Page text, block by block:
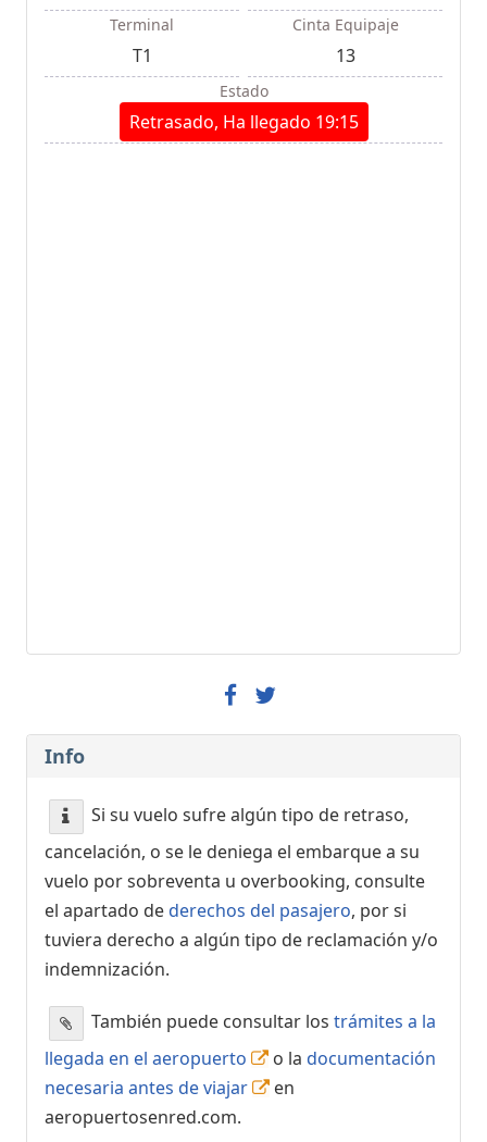
Terminal
T1
Cinta Equipaje
13
Estado
Retrasado, Ha llegado 19:15
Info
Si su vuelo sufre algún tipo de retraso,
cancelación, o se le deniega el embarque a su
vuelo por sobreventa u overbooking, consulte
el apartado dederechos del pasajero, por si
tuviera derecho a algún tipo de reclamación y/o
indemnización.
También puede consultar los trámites a la
llegada en el aeropuerto
o la documentación
necesaria antes de viajar
en
aeropuertosenred.com.